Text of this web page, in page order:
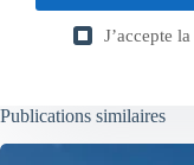
J’accepte la
Publications similaires